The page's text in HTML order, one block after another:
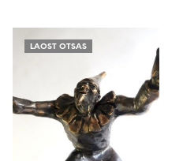
LAOST OTSAS